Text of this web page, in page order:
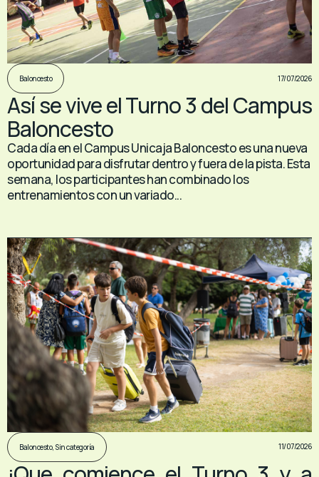
Baloncesto 17/07/2026
Así se vive el Turno 3 del Campus
Baloncesto
Cada día en el Campus Unicaja Baloncesto es una nueva
oportunidad para disfrutar dentro y fuera de la pista. Esta
semana, los participantes han combinado los
entrenamientos con un variado...
Baloncesto, Sin categoría 11/07/2026